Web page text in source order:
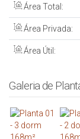
Área Total:
Área Privada:
Área Útil:
Galeria de